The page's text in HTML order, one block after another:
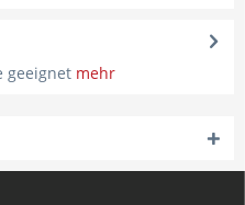
geeignet mehr